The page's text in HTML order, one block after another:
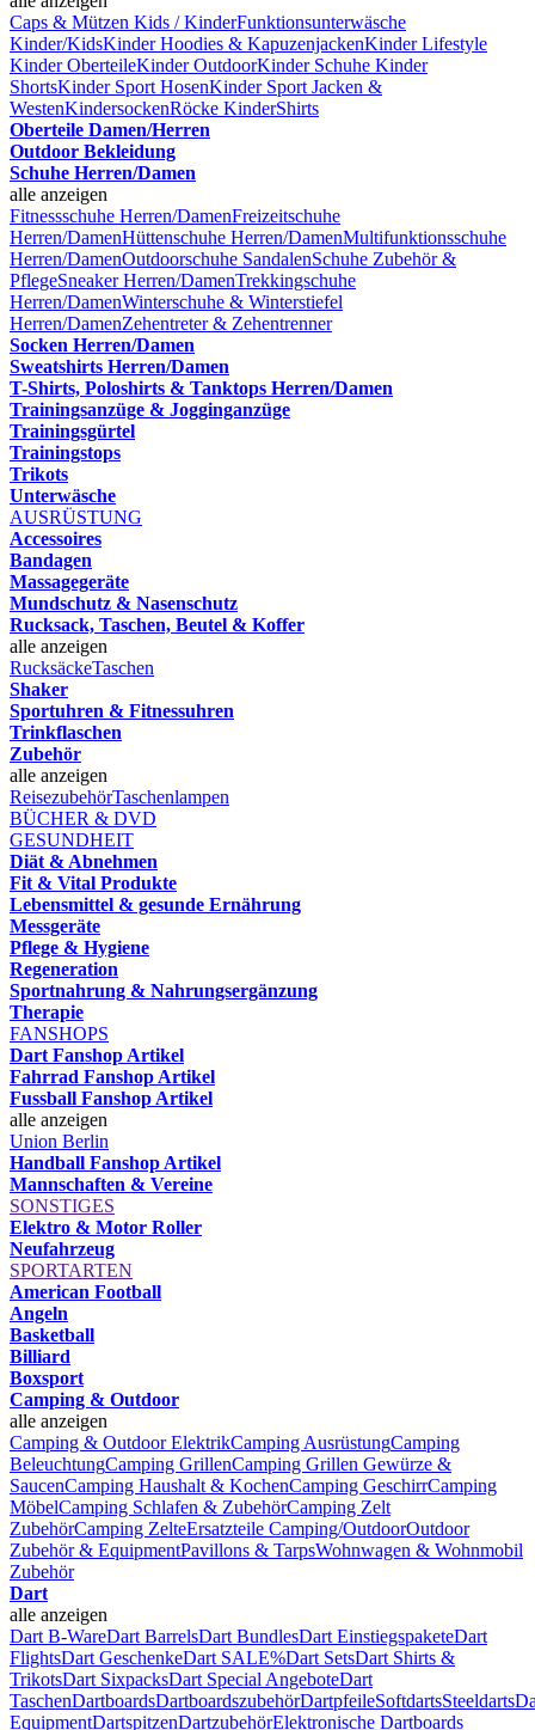
Caps & Mützen Kids / KinderFunktionsunterwäsche
Kinder/KidsKinder Hoodies & KapuzenjackenKinder Lifestyle
Kinder OberteileKinder OutdoorKinder Schuhe Kinder
ShortsKinder Sport HosenKinder Sport Jacken &
WestenKindersockenRöcke KinderShirts
Oberteile Damen/Herren
Outdoor Bekleidung
Schuhe Herren/Damen
alle anzeigen
Fitnessschuhe Herren/DamenFreizeitschuhe
Herren/DamenHüttenschuhe Herren/DamenMultifunktionsschuhe
Herren/DamenOutdoorschuhe SandalenSchuhe Zubehör &
PflegeSneaker Herren/DamenTrekkingschuhe
Herren/DamenWinterschuhe & Winterstiefel
Herren/DamenZehentreter & Zehentrenner
Socken Herren/Damen
Sweatshirts Herren/Damen
T-Shirts, Poloshirts & Tanktops Herren/Damen
Trainingsanzüge & Jogginganzüge
Trainingsgürtel
Trainingstops
Trikots
Unterwäsche
AUSRÜSTUNG
Accessoires
Bandagen
Massagegeräte
Mundschutz & Nasenschutz
Rucksack, Taschen, Beutel & Koffer
alle anzeigen
RucksäckeTaschen
Shaker
Sportuhren & Fitnessuhren
Trinkflaschen
Zubehör
alle anzeigen
ReisezubehörTaschenlampen
BÜCHER & DVD
GESUNDHEIT
Diät & Abnehmen
Fit & Vital Produkte
Lebensmittel & gesunde Ernährung
Messgeräte
Pflege & Hygiene
Regeneration
Sportnahrung & Nahrungsergänzung
Therapie
FANSHOPS
Dart Fanshop Artikel
Fahrrad Fanshop Artikel
Fussball Fanshop Artikel
alle anzeigen
Union Berlin
Handball Fanshop Artikel
Mannschaften & Vereine
SONSTIGES
Elektro & Motor Roller
Neufahrzeug
SPORTARTEN
American Football
Angeln
Basketball
Billiard
Boxsport
Camping & Outdoor
alle anzeigen
Camping & Outdoor ElektrikCamping AusrüstungCamping
BeleuchtungCamping GrillenCamping Grillen Gewürze &
SaucenCamping Haushalt & KochenCamping GeschirrCamping
MöbelCamping Schlafen & ZubehörCamping Zelt
ZubehörCamping ZelteErsatzteile Camping/OutdoorOutdoor
Zubehör & EquipmentPavillons & TarpsWohnwagen & Wohnmobil
Zubehör
Dart
alle anzeigen
Dart B-WareDart BarrelsDart BundlesDart EinstiegspaketeDart
FlightsDart GeschenkeDart SALE%Dart SetsDart Shirts &
TrikotsDart SixpacksDart Special AngeboteDart
TaschenDartboardsDartboardszubehörDartpfeileSoftdartsSteeldarts
EquipmentDartspitzenDartzubehörElektronische Dartboards